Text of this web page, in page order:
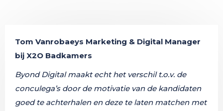
Tom Vanrobaeys Marketing & Digital Manager
bij X2O Badkamers
Byond Digital maakt echt het verschil t.o.v. de
conculega’s door de motivatie van de kandidaten
goed te achterhalen en deze te laten matchen met